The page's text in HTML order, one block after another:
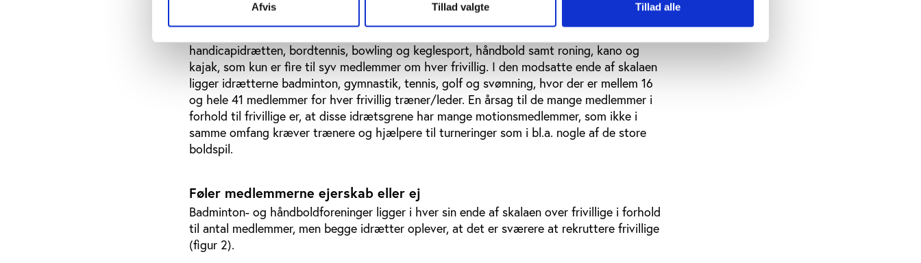
Afvis Tillad valgte Tillad alle
Undersøgelsen viser, at der i gennemsnit er 10,4 medlemmer for hver frivillig træner/leder i
handicapidrætten, bordtennis, bowling og keglesport, håndbold samt roning, kano og
kajak, som kun er fire til syv medlemmer om hver frivillig. I den modsatte ende af skalaen
ligger idrætterne badminton, gymnastik, tennis, golf og svømning, hvor der er mellem 16
og hele 41 medlemmer for hver frivillig træner/leder. En årsag til de mange medlemmer i
forhold til frivillige er, at disse idrætsgrene har mange motionsmedlemmer, som ikke i
samme omfang kræver trænere og hjælpere til turneringer som i bl.a. nogle af de store
boldspil.
Føler medlemmerne ejerskab eller ej
Badminton- og håndboldforeninger ligger i hver sin ende af skalaen over frivillige i forhold
til antal medlemmer, men begge idrætter oplever, at det er sværere at rekruttere frivillige
(figur 2).